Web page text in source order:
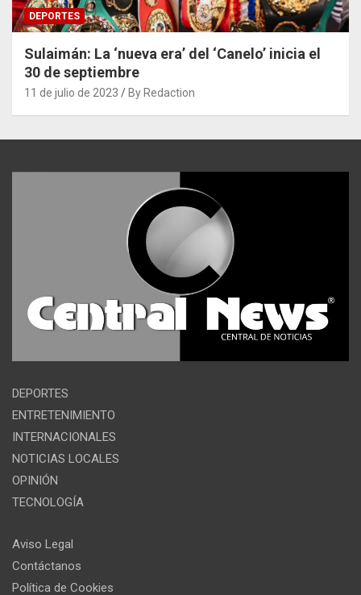
DEPORTES
Sulaimán: La ‘nueva era’ del ‘Canelo’ inicia el
30 de septiembre
11 de julio de 2023 By Redaction
DEPORTES
ENTRETENIMIENTO
INTERNACIONALES
NOTICIAS LOCALES
OPINIÓN
TECNOLOGÍA
Aviso Legal
Contáctanos
Política de Cookies